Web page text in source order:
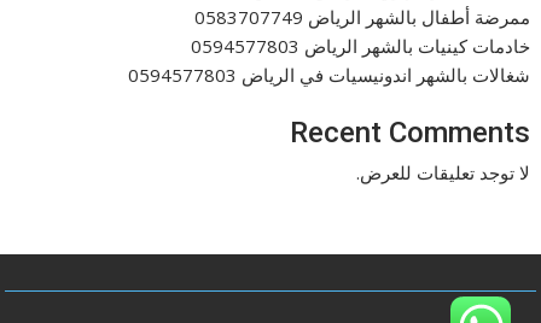
ممرضة أطفال بالشهر الرياض 0583707749
خادمات كينيات بالشهر الرياض 0594577803
شغالات بالشهر اندونيسيات في الرياض 0594577803
Recent Comments
لا توجد تعليقات للعرض.